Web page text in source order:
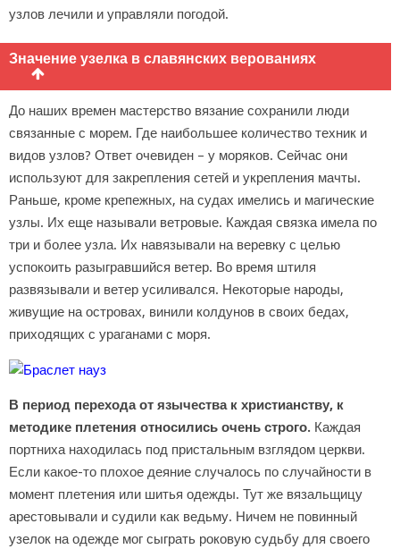
узлов лечили и управляли погодой.
Значение узелка в славянских верованиях
До наших времен мастерство вязание сохранили люди
связанные с морем. Где наибольшее количество техник и
видов узлов? Ответ очевиден – у моряков. Сейчас они
используют для закрепления сетей и укрепления мачты.
Раньше, кроме крепежных, на судах имелись и магические
узлы. Их еще называли ветровые. Каждая связка имела по
три и более узла. Их навязывали на веревку с целью
успокоить разыгравшийся ветер. Во время штиля
развязывали и ветер усиливался. Некоторые народы,
живущие на островах, винили колдунов в своих бедах,
приходящих с ураганами с моря.
В период перехода от язычества к христианству, к
методике плетения относились очень строго. Каждая
портниха находилась под пристальным взглядом церкви.
Если какое-то плохое деяние случалось по случайности в
момент плетения или шитья одежды. Тут же вязальщицу
арестовывали и судили как ведьму. Ничем не повинный
узелок на одежде мог сыграть роковую судьбу для своего